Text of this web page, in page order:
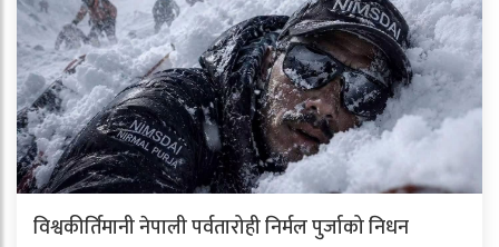
विश्वकीर्तिमानी नेपाली पर्वतारोही निर्मल पुर्जाको निधन